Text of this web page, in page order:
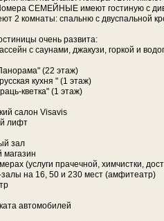
СЕМЕЙНЫЕ имеют гостиную с
2 комнаты: спальню с двуспальной
очень развита:
с саунами, джакузи, горкой и
(22 этаж)
кухня " (1 этаж)
кветка" (1 этаж)
салон Visavis
лифт
зал
магазин
(услуги прачечной, химчистки,
на 16, 50 и 230 мест (амфитеатр)
автомобилей